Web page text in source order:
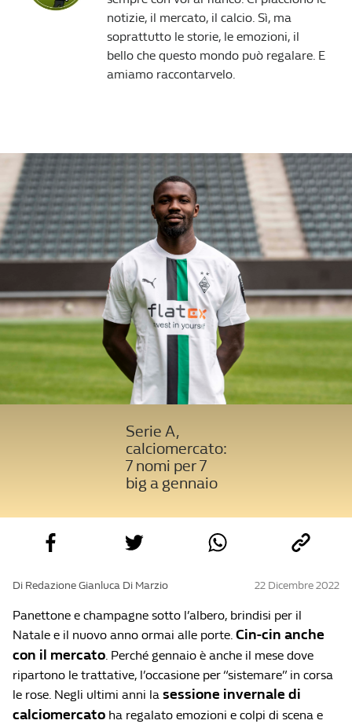
notizie, il mercato, il calcio. Sì, ma
soprattutto le storie, le emozioni, il
bello che questo mondo può regalare. E
amiamo raccontarvelo.
Serie A,
calciomercato:
7 nomi per 7
big a gennaio
Di Redazione Gianluca Di Marzio 22 Dicembre 2022
Panettone e champagne sotto l’albero, brindisi per il
Natale e il nuovo anno ormai alle porte. Cin-cin anche
con il mercato. Perché gennaio è anche il mese dove
ripartono le trattative, l’occasione per “sistemare” in corsa
le rose. Negli ultimi anni la sessione invernale di
calciomercato ha regalato emozioni e colpi di scena e